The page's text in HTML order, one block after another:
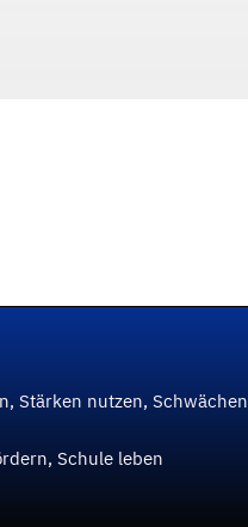
Stärken nutzen, Schwächen
Schule leben